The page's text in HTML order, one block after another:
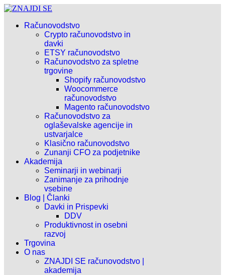
Računovodstvo
Crypto računovodstvo in
davki
ETSY računovodstvo
Računovodstvo za spletne
trgovine
Shopify računovodstvo
Woocommerce
računovodstvo
Magento računovodstvo
Računovodstvo za
oglaševalske agencije in
ustvarjalce
Klasično računovodstvo
Zunanji CFO za podjetnike
Akademija
Seminarji in webinarji
Zanimanje za prihodnje
vsebine
Blog | Članki
Davki in Prispevki
DDV
Produktivnost in osebni
razvoj
Trgovina
O nas
ZNAJDI SE računovodstvo |
akademija